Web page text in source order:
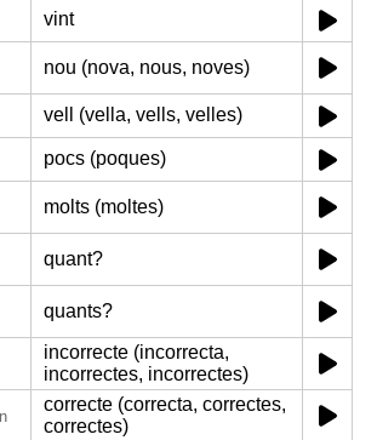
vint
nou (nova, nous, noves)
vell (vella, vells, velles)
pocs (poques)
molts (moltes)
quant?
quants?
incorrecte (incorrecta,
incorrectes, incorrectes)
correcte (correcta, correctes,
correctes)